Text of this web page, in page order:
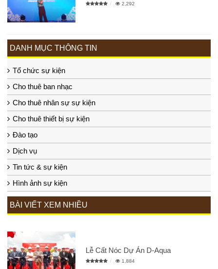
2,292
DANH MỤC THÔNG TIN
Tổ chức sự kiện
Cho thuê ban nhạc
Cho thuê nhân sự sự kiện
Cho thuê thiết bị sự kiện
Đào tạo
Dịch vụ
Tin tức & sự kiện
Hình ảnh sự kiện
BÀI VIẾT XEM NHIỀU
Lễ Cất Nóc Dự Án D-Aqua
1,884